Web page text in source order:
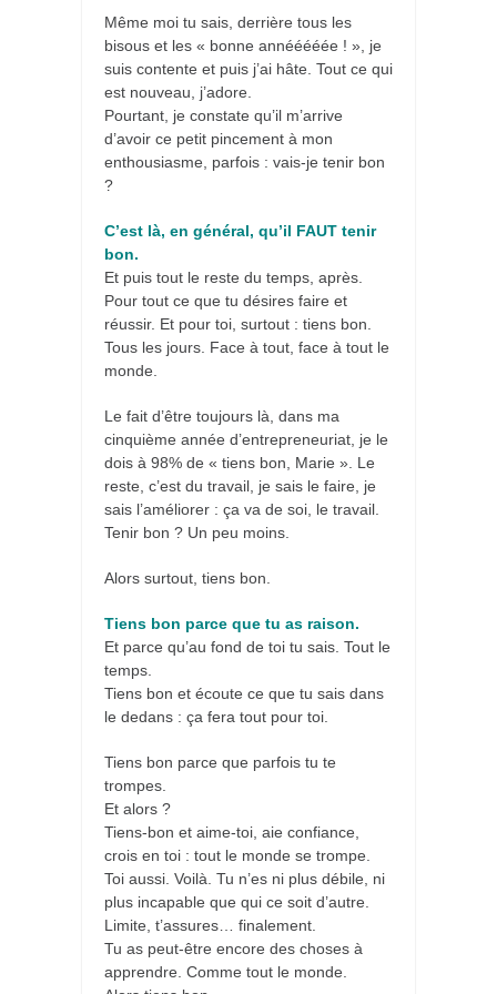
Même moi tu sais, derrière tous les
bisous et les « bonne annééééée ! », je
suis contente et puis j’ai hâte. Tout ce qui
est nouveau, j’adore.
Pourtant, je constate qu’il m’arrive
d’avoir ce petit pincement à mon
enthousiasme, parfois : vais-je tenir bon
?
C’est là, en général, qu’il FAUT tenir
bon.
Et puis tout le reste du temps, après.
Pour tout ce que tu désires faire et
réussir. Et pour toi, surtout : tiens bon.
Tous les jours. Face à tout, face à tout le
monde.
Le fait d’être toujours là, dans ma
cinquième année d’entrepreneuriat, je le
dois à 98% de « tiens bon, Marie ». Le
reste, c’est du travail, je sais le faire, je
sais l’améliorer : ça va de soi, le travail.
Tenir bon ? Un peu moins.
Alors surtout, tiens bon.
Tiens bon parce que tu as raison.
Et parce qu’au fond de toi tu sais. Tout le
temps.
Tiens bon et écoute ce que tu sais dans
le dedans : ça fera tout pour toi.
Tiens bon parce que parfois tu te
trompes.
Et alors ?
Tiens-bon et aime-toi, aie confiance,
crois en toi : tout le monde se trompe.
Toi aussi. Voilà. Tu n’es ni plus débile, ni
plus incapable que qui ce soit d’autre.
Limite, t’assures… finalement.
Tu as peut-être encore des choses à
apprendre. Comme tout le monde.